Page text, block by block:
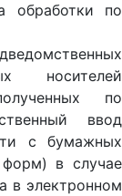
обработки по
носителей
по
ввод
с бумажных
форм) в случае
в электронном